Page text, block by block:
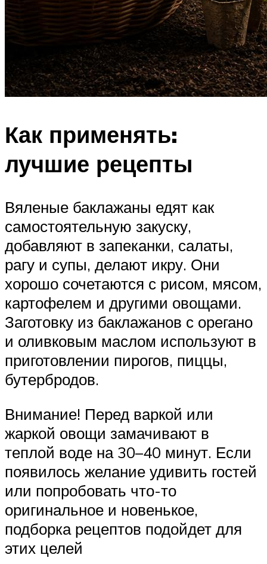
Как применять:
лучшие рецепты
Вяленые баклажаны едят как
самостоятельную закуску,
добавляют в запеканки, салаты,
рагу и супы, делают икру. Они
хорошо сочетаются с рисом, мясом,
картофелем и другими овощами.
Заготовку из баклажанов с орегано
и оливковым маслом используют в
приготовлении пирогов, пиццы,
бутербродов.
Внимание! Перед варкой или
жаркой овощи замачивают в
теплой воде на 30–40 минут. Если
появилось желание удивить гостей
или попробовать что-то
оригинальное и новенькое,
подборка рецептов подойдет для
этих целей